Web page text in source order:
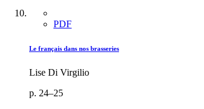
PDF
Le français dans nos brasseries
Lise Di Virgilio
p. 24–25